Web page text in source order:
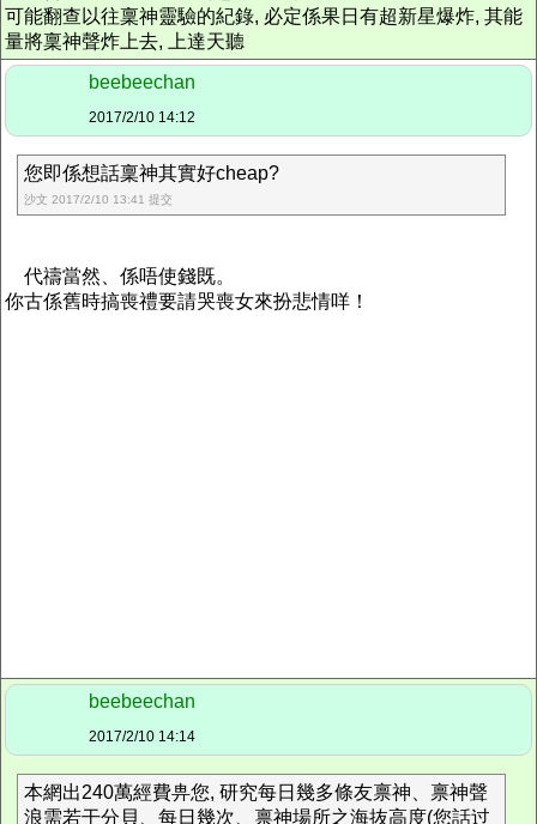
可能翻查以往稟神靈驗的紀錄, 必定係果日有超新星爆炸, 其能
量將稟神聲炸上去, 上達天聽
beebeechan
2017/2/10 14:12
您即係想話稟神其實好cheap?
沙文 2017/2/10 13:41 提交
代禱當然、係唔使錢既。
你古係舊時搞喪禮要請哭喪女來扮悲情咩！
beebeechan
2017/2/10 14:14
本網出240萬經費畁您, 研究每日幾多條友禀神、禀神聲
浪需若干分貝、每日幾次、禀神場所之海抜高度(您話过